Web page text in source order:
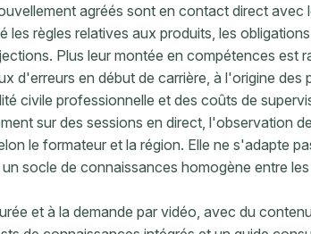
agréés sont en contact direct avec
les règles relatives aux produits, les
Plus leur montée en compétences est
d'erreurs en début de carrière, à l'origine des
civile professionnelle et des coûts de
sur des sessions en direct, l'observation
le formateur et la région. Elle ne s'adapte
socle de connaissances homogène entre
et à la demande par vidéo, avec du contenu